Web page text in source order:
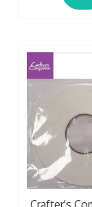
Crafter's